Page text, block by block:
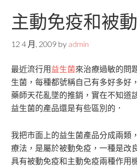
主動免疫和被
12 4 月, 2009 by admin
最近流行用益生菌來治療過敏的問
生菌，每種都號稱自己有多好多好
藥師天花亂墜的推銷，實在不知道
益生菌的產品還是有些區別的．
我把市面上的益生菌產品分成兩類
療法，是屬於被動免疫，一種是改
具有被動免疫和主動免疫兩種作用